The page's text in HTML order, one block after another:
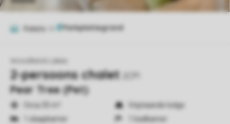
Foto's
Woodland Lakes
2-persoons chalet
Pear Tree (Pet)
Circa 35 m²
Vrijstaande lodge
1 slaapkamer
1 badkamer